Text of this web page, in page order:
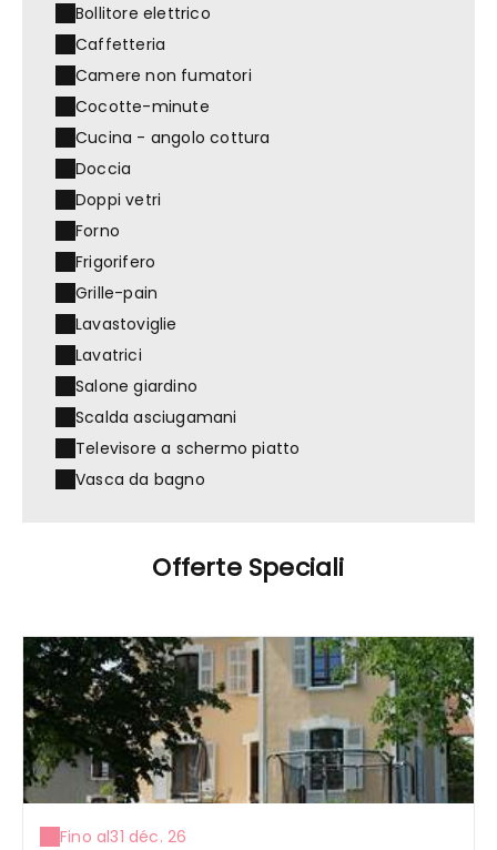
Bollitore elettrico
Caffetteria
Camere non fumatori
Cocotte-minute
Cucina - angolo cottura
Doccia
Doppi vetri
Forno
Frigorifero
Grille-pain
Lavastoviglie
Lavatrici
Salone giardino
Scalda asciugamani
Televisore a schermo piatto
Vasca da bagno
Offerte Speciali
Fino al31 déc. 26